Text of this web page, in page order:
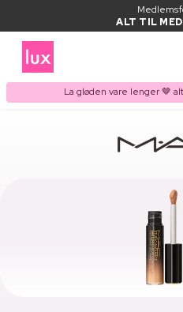
ALT TIL
La gløden vare lenger 🤎